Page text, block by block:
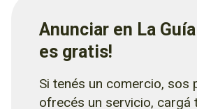
Anunciar en La Guía
es gratis!
Si tenés un comercio, sos
ofrecés un servicio, cargá